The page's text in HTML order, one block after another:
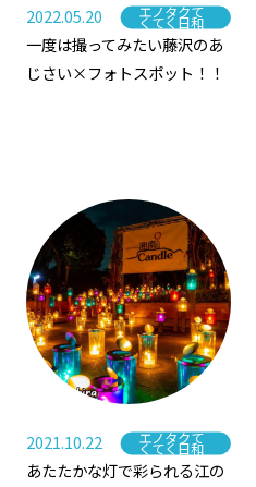
一度は撮ってみたい藤沢のあ
じさい×フォトスポット！！
2022.05.20 Category
エノタクて
くてく日和
あたたかな灯で彩られる江の
2021.10.22 Category
エノタクて
くてく日和